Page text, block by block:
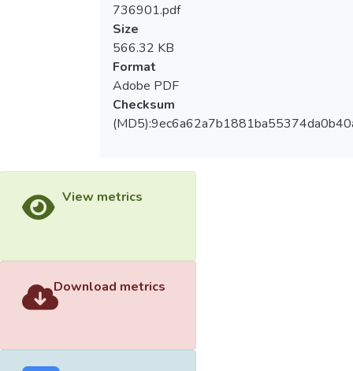
736901.pdf
Size
566.32 KB
Format
Adobe PDF
Checksum
View metrics
Download metrics